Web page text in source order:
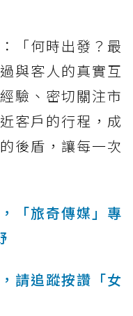
「何時出發？最
與客人的真實互
驗、密切關注市
客戶的行程，成
後盾，讓每一次
「旅奇傳媒」專
請追蹤按讚「女